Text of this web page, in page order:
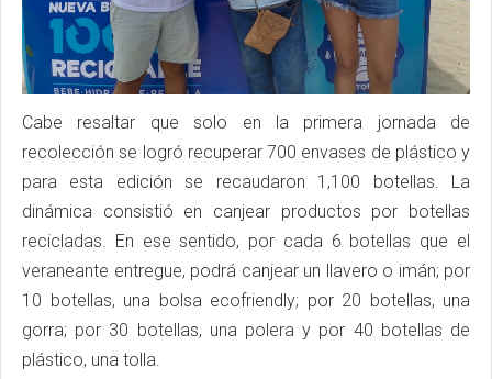
Cabe resaltar que solo en la primera jornada de
recolección se logró recuperar 700 envases de plástico y
para esta edición se recaudaron 1,100 botellas. La
dinámica consistió en canjear productos por botellas
recicladas. En ese sentido, por cada 6 botellas que el
veraneante entregue, podrá canjear un llavero o imán; por
10 botellas, una bolsa ecofriendly; por 20 botellas, una
gorra; por 30 botellas, una polera y por 40 botellas de
plástico, una tolla.